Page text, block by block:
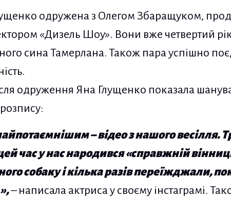
одружена з Олегом Збаращуком,
«Дизель Шоу». Вони вже четвертий
сина Тамерлана. Також пара успішно
одруження Яна Глущенко показала
– відео з нашого весілля.
час у нас народився «справжній
собаку і кілька разів переїжджали,
– написала актриса у своєму інстаграмі.